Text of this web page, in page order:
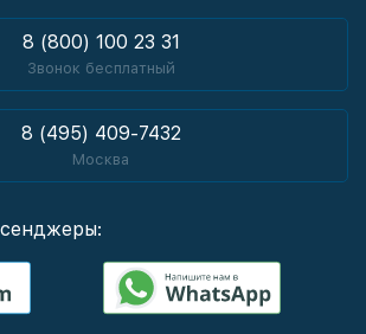
8 (800) 100 23 31
Звонок бесплатный
8 (495) 409-7432
Москва